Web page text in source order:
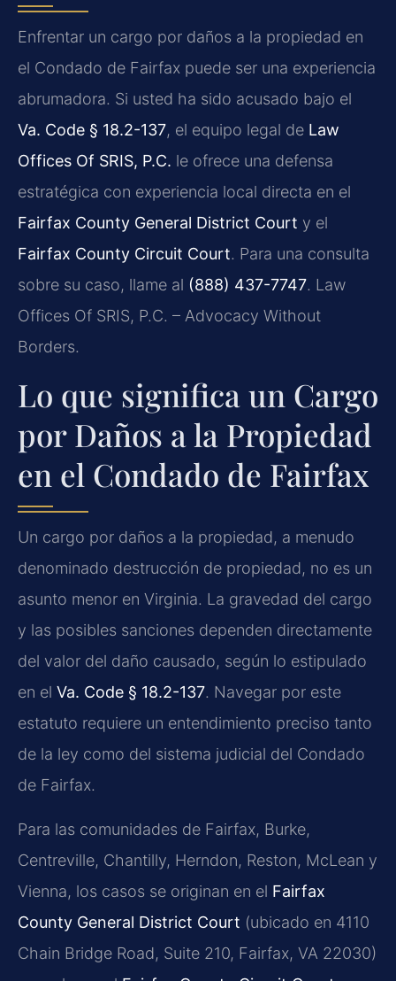
Enfrentar un cargo por daños a la propiedad en
el Condado de Fairfax puede ser una experiencia
abrumadora. Si usted ha sido acusado bajo el
Va. Code § 18.2-137, el equipo legal de Law
Offices Of SRIS, P.C. le ofrece una defensa
estratégica con experiencia local directa en el
Fairfax County General District Court y el
Fairfax County Circuit Court. Para una consulta
sobre su caso, llame al (888) 437-7747. Law
Offices Of SRIS, P.C. – Advocacy Without
Borders.
Lo que significa un Cargo
por Daños a la Propiedad
en el Condado de Fairfax
Un cargo por daños a la propiedad, a menudo
denominado destrucción de propiedad, no es un
asunto menor en Virginia. La gravedad del cargo
y las posibles sanciones dependen directamente
del valor del daño causado, según lo estipulado
en el Va. Code § 18.2-137. Navegar por este
estatuto requiere un entendimiento preciso tanto
de la ley como del sistema judicial del Condado
de Fairfax.
Para las comunidades de Fairfax, Burke,
Centreville, Chantilly, Herndon, Reston, McLean y
Vienna, los casos se originan en el Fairfax
County General District Court (ubicado en 4110
Chain Bridge Road, Suite 210, Fairfax, VA 22030)